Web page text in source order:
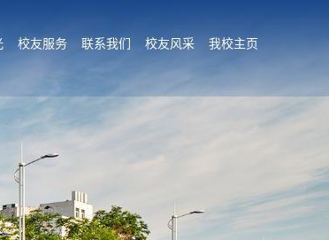
校友服务 联系我们 校友风采 我校主页